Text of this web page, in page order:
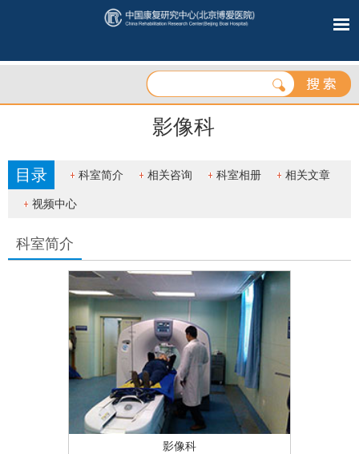
影像科
目录 科室简介 相关咨询 科室相册 相关文章
视频中心
科室简介
影像科